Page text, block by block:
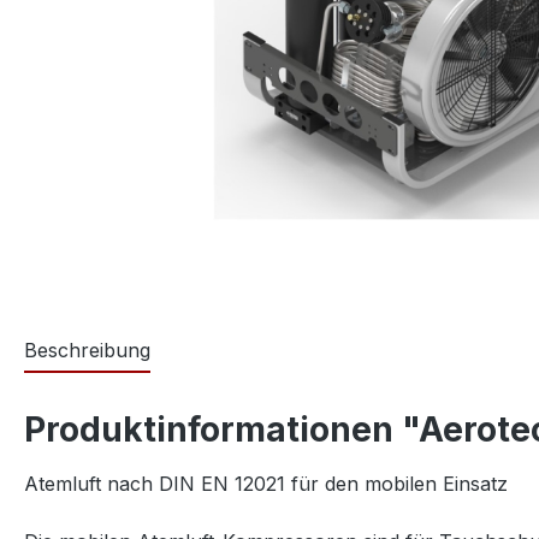
Beschreibung
Produktinformationen
Atemluft nach DIN EN 12021 für den mobilen Einsatz